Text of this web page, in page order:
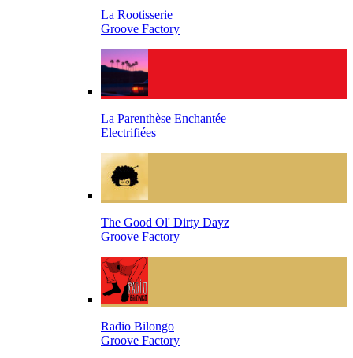
La Rootisserie
Groove Factory
La Parenthèse Enchantée
Electrifiées
The Good Ol' Dirty Dayz
Groove Factory
Radio Bilongo
Groove Factory